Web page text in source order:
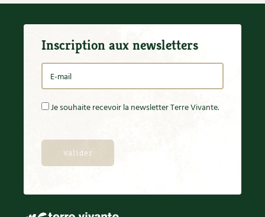
Actualités
Vidéos et podcasts
Tous au jardin ! avec Pascal
BD : La folle histoire des plantes
Inscription aux newsletters
Je souhaite recevoir la newsletter Terre Vivante.